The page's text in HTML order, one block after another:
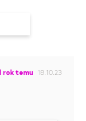
rok temu 18.10.23